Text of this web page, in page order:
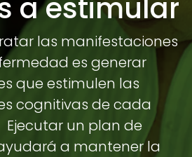
a estimular
las manifestaciones
es generar
que estimulen las
cognitivas de cada
un plan de
a mantener la